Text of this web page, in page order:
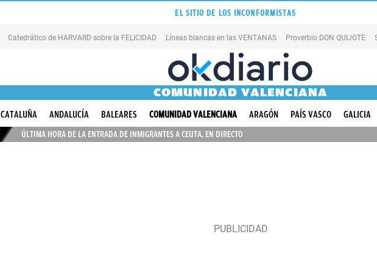
EL SITIO DE LOS INCONFORMISTAS
Catedrático de HARVARD sobre la FELICIDAD Líneas blancas en las VENTANAS Proverbio DON QUIJOTE
COMUNIDAD VALENCIANA
CATALUÑA ANDALUCÍA BALEARES COMUNIDAD VALENCIANA ARAGÓN PAÍS VASCO GALICIA
ÚLTIMA HORA DE LA ENTRADA DE INMIGRANTES A CEUTA, EN DIRECTO